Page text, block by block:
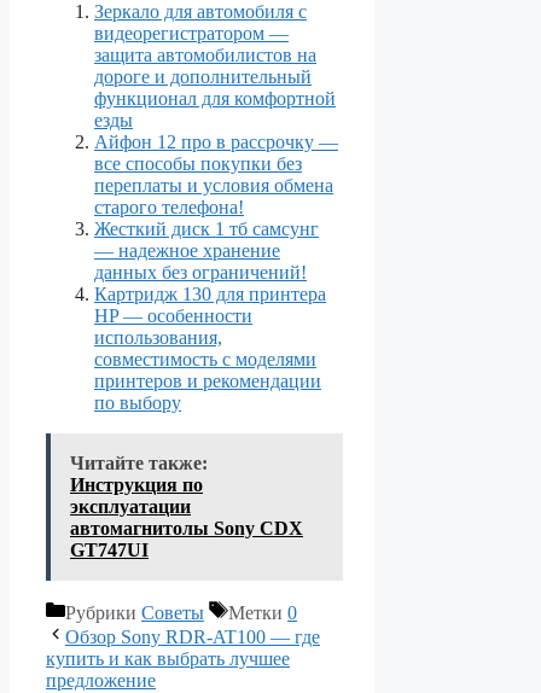
Зеркало для автомобиля с
видеорегистратором —
защита автомобилистов на
дороге и дополнительный
функционал для комфортной
езды
Айфон 12 про в рассрочку —
все способы покупки без
переплаты и условия обмена
старого телефона!
Жесткий диск 1 тб самсунг
— надежное хранение
данных без ограничений!
Картридж 130 для принтера
HP — особенности
использования,
совместимость с моделями
принтеров и рекомендации
по выбору
Читайте также:
Инструкция по
эксплуатации
автомагнитолы Sony CDX
GT747UI
Рубрики Советы Метки 0
Обзор Sony RDR-AT100 — где
купить и как выбрать лучшее
предложение